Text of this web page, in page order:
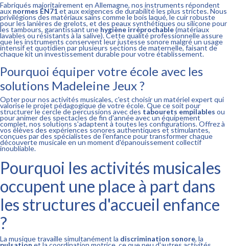
Fabriqués majoritairement en Allemagne, nos instruments répondent
aux normes EN71et aux exigences de durabilité les plus strictes. Nous
privilégions des matériaux sains comme le bois laqué, le cuir robuste
pour les lanières de grelots, et des peaux synthétiques ou silicone pour
les tambours, garantissant une hygiène irréprochable(matériaux
lavables ou résistants à la salive). Cette qualité professionnelle assure
que les instruments conservent leur justesse sonore malgré un usage
intensif et quotidien par plusieurs sections de maternelle, faisant de
chaque kit un investissement durable pour votre établissement.
Pourquoi équiper votre école avec les
solutions Madeleine Jeux ?
Opter pour nos activités musicales, c'est choisir un matériel expert qui
valorise le projet pédagogique de votre école. Que ce soit pour
structurer le cercle de percussions avec des tabourets empilables ou
pour animer des spectacles de fin d'année avec un équipement
complet, nos solutions s'adaptent à toutes les configurations. Offrez à
vos élèves des expériences sonores authentiques et stimulantes,
conçues par des spécialistes de l'enfance pour transformer chaque
découverte musicale en un moment d'épanouissement collectif
inoubliable.
Pourquoi les activités musicales
occupent une place à part dans
les structures d'accueil enfance
?
La musique travaille simultanément la discrimination sonore, la